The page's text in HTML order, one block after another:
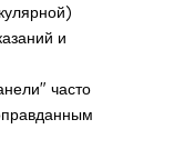
и
часто